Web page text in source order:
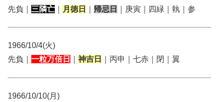
先負｜ 三隣亡 月徳日 帰忌日 ｜庚寅｜四緑｜執｜参
1966/10/4(火)
先負｜ 一粒万倍日 神吉日 ｜丙申｜七赤｜閉｜翼
1966/10/10(月)